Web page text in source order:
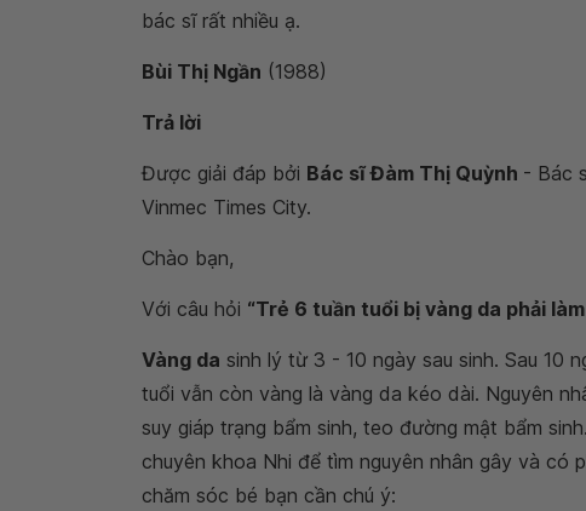
bác sĩ rất nhiều ạ.
Bùi Thị Ngần (1988)
Trả lời
Được giải đáp bởi Bác sĩ Đàm Thị Quỳnh - Bác
Vinmec Times City.
Chào bạn,
Với câu hỏi “Trẻ 6 tuần tuổi bị vàng da phải làm
Vàng da sinh lý từ 3 - 10 ngày sau sinh. Sau 10
tuổi vẫn còn vàng là vàng da kéo dài. Nguyên
suy giáp trạng bẩm sinh, teo đường mật bẩm
chuyên khoa Nhi để tìm nguyên nhân gây và có
chăm sóc bé bạn cần chú ý: